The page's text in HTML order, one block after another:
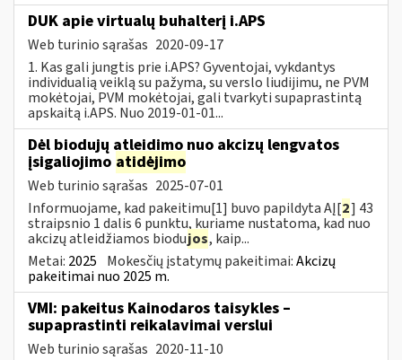
DUK apie virtualų buhalterį i.APS
Web turinio sąrašas 2020-09-17
1. Kas gali jungtis prie i.APS? Gyventojai, vykdantys
individualią veiklą su pažyma, su verslo liudijimu, ne PVM
mokėtojai, PVM mokėtojai, gali tvarkyti supaprastintą
apskaitą i.APS. Nuo 2019-01-01...
Dėl biodujų atleidimo nuo akcizų lengvatos
įsigaliojimo atidėjimo
Web turinio sąrašas 2025-07-01
Informuojame, kad pakeitimu[1] buvo papildyta AĮ[2] 43
straipsnio 1 dalis 6 punktu, kuriame nustatoma, kad nuo
akcizų atleidžiamos biodujos, kaip...
Metai: 2025 Mokesčių įstatymų pakeitimai:Akcizų
pakeitimai nuo 2025 m.
VMI: pakeitus Kainodaros taisykles –
supaprastinti reikalavimai verslui
Web turinio sąrašas 2020-11-10